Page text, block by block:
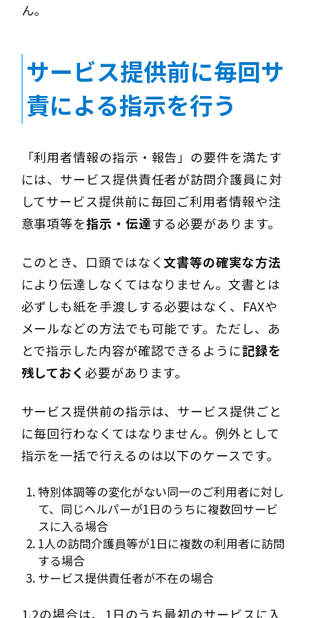
ん。
サービス提供前に毎回サ
責による指示を行う
「利用者情報の指示・報告」の要件を満たす
には、サービス提供責任者が訪問介護員に対
してサービス提供前に毎回ご利用者情報や注
意事項等を指示・伝達する必要があります。
このとき、口頭ではなく文書等の確実な方法
により伝達しなくてはなりません。文書とは
必ずしも紙を手渡しする必要はなく、FAXや
メールなどの方法でも可能です。ただし、あ
とで指示した内容が確認できるように記録を
残しておく必要があります。
サービス提供前の指示は、サービス提供ごと
に毎回行わなくてはなりません。例外として
指示を一括で行えるのは以下のケースです。
特別体調等の変化がない同一のご利用者に対し
て、同じヘルパーが1日のうちに複数回サービ
スに入る場合
1人の訪問介護員等が1日に複数の利用者に訪問
する場合
サービス提供責任者が不在の場合
1.2の場合は、1日のうち最初のサービスに入